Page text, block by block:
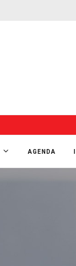
AGENDA